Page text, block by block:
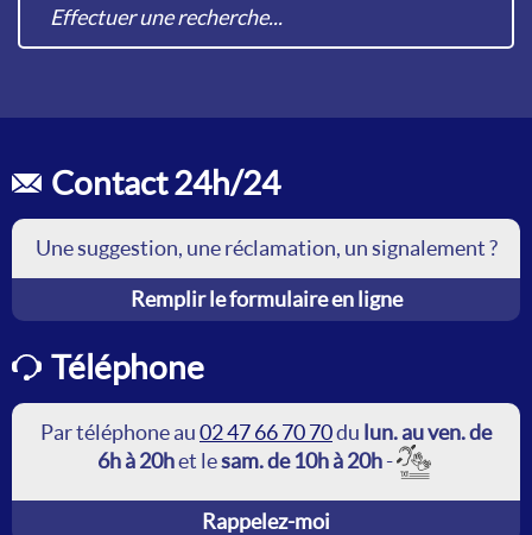
Contact 24h/24
Une suggestion, une réclamation, un signalement ?
Remplir le formulaire en ligne
Téléphone
Par téléphone au02 47 66 70 70du lun. au ven. de
6h à 20het lesam. de 10h à 20h-
Rappelez-moi